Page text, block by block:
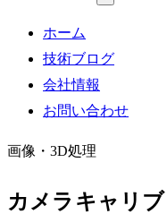
ホーム
技術ブログ
会社情報
お問い合わせ
画像・3D処理
カメラキャリ